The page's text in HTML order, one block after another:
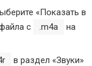
«Показать в
с
.m4a
на
в раздел «Звуки»